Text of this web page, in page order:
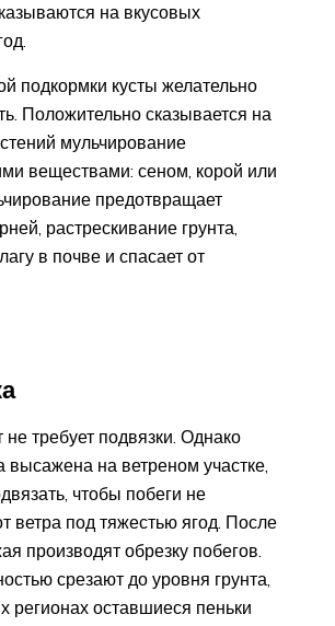
на вкусовых
подкормки кусты желательно
Положительно сказывается на
мульчирование
веществами: сеном, корой или
предотвращает
растрескивание грунта,
в почве и спасает от
требует подвязки. Однако
высажена на ветреном участке,
чтобы побеги не
ветра под тяжестью ягод. После
производят обрезку побегов.
срезают до уровня грунта,
регионах оставшиеся пеньки